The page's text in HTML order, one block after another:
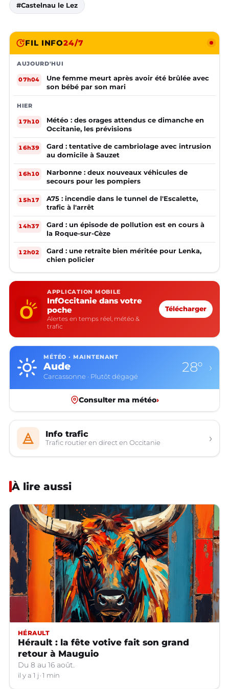
#Castelnau le Lez
FIL INFO24/7
AUJOURD'HUI
07h04
Une femme meurt après avoir été brûlée avec
son bébé par son mari
HIER
17h10
Météo : des orages attendus ce dimanche en
Occitanie, les prévisions
16h39
Gard : tentative de cambriolage avec intrusion
au domicile à Sauzet
16h10
Narbonne : deux nouveaux véhicules de
secours pour les pompiers
15h17
A75 : incendie dans le tunnel de l'Escalette,
trafic à l'arrêt
14h37
Gard : un épisode de pollution est en cours à
la Roque-sur-Cèze
12h02
Gard : une retraite bien méritée pour Lenka,
chien policier
APPLICATION MOBILE
InfOccitanie dans votre
poche
Alertes en temps réel, météo &
trafic
Télécharger
MÉTÉO · MAINTENANT
Aude
Carcassonne · Plutôt dégagé
28° ›
Consulter ma météo›
Info trafic
Trafic routier en direct en Occitanie ›
À lire aussi
HÉRAULT
Hérault : la fête votive fait son grand
retour à Mauguio
Du 8 au 16 août.
il y a 1 j 1 min